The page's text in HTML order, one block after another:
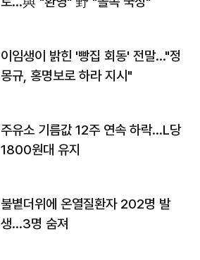
이임생이 밝힌 '빵집 회동' 전말…"정
몽규, 홍명보로 하라 지시"
주유소 기름값 12주 연속 하락…L당
1800원대 유지
불볕더위에 온열질환자 202명 발
생…3명 숨져